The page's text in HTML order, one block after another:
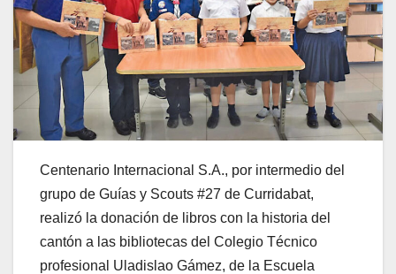
Centenario Internacional S.A., por intermedio del
grupo de Guías y Scouts #27 de Curridabat,
realizó la donación de libros con la historia del
cantón a las bibliotecas del Colegio Técnico
profesional Uladislao Gámez, de la Escuela